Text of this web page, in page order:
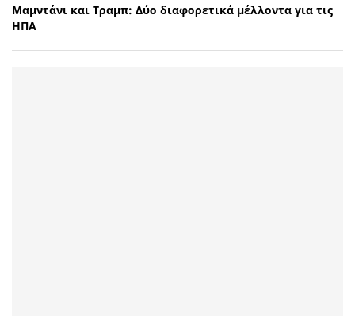
Μαμντάνι και Τραμπ: Δύο διαφορετικά μέλλοντα για τις
ΗΠΑ